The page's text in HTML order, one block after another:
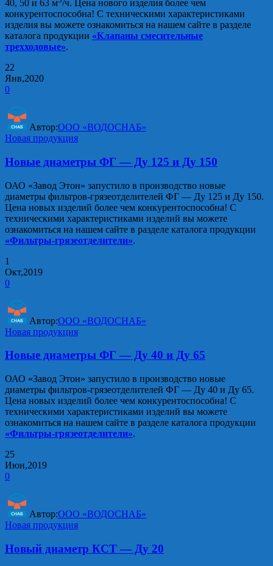
40, 50 и 63 м /ч. Цена нового изделия более чем
конкурентоспособна! С техническими характеристиками
изделия вы можете ознакомиться на нашем сайте в разделе
каталога продукции «Клапаны смесительные
трехходовые».
22
Янв,2020
0
Автор:ООО «ВОДОСНАБ»
Новая продукция
Новые диаметры ФГ — Ду 125 и Ду 150
ОАО «Завод Этон» запустило в производство новые
диаметры фильтров-грязеотделителей ФГ — Ду 125 и Ду 150.
Цена новых изделий более чем конкурентоспособна! С
техническими характеристиками изделий вы можете
ознакомиться на нашем сайте в разделе каталога продукции
«Фильтры-грязеотделители».
1
Окт,2019
0
Автор:ООО «ВОДОСНАБ»
Новая продукция
Новые диаметры ФГ — Ду 40 и Ду 65
ОАО «Завод Этон» запустило в производство новые
диаметры фильтров-грязеотделителей ФГ — Ду 40 и Ду 65.
Цена новых изделий более чем конкурентоспособна! С
техническими характеристиками изделий вы можете
ознакомиться на нашем сайте в разделе каталога продукции
«Фильтры-грязеотделители».
25
Июн,2019
0
Автор:ООО «ВОДОСНАБ»
Новая продукция
Новый диаметр КСТ — Ду 20